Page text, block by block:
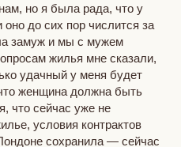
но я была рада, что у
до сих пор числится за
замуж и мы с мужем
жилья мне сказали,
удачный у меня будет
женщина должна быть
что сейчас уже не
условия контрактов
сохранила — сейчас